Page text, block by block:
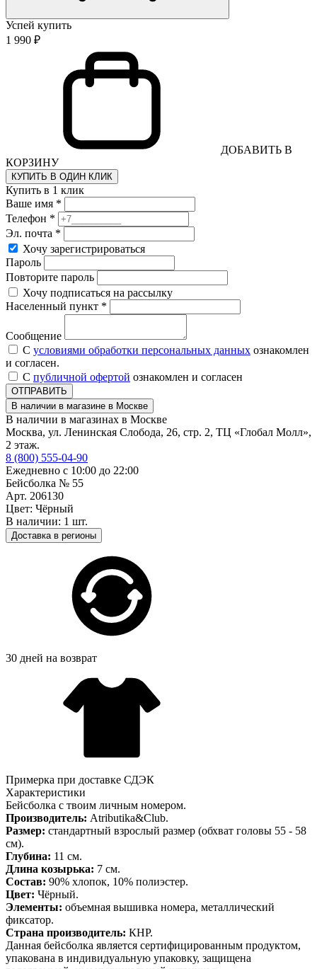
Успей купить
1 990 ₽
ДОБАВИТЬ В
КОРЗИНУ
КУПИТЬ В ОДИН КЛИК
Купить в 1 клик
Ваше имя *
Телефон *
Эл. почта *
Хочу зарегистрироваться
Пароль
Повторите пароль
Хочу подписаться на рассылку
Населенный пункт *
Сообщение
С условиями обработки персональных данных ознакомлен
и согласен.
С публичной офертой ознакомлен и согласен
ОТПРАВИТЬ
В наличии в магазине в Москве
В наличии в магазинах в Москве
Москва, ул. Ленинская Слобода, 26, стр. 2, ТЦ «Глобал Молл»,
2 этаж.
8 (800) 555-04-90
Ежедневно с 10:00 до 22:00
Бейсболка № 55
Арт. 206130
Цвет: Чёрный
В наличии: 1 шт.
Доставка в регионы
30 дней на возврат
Примерка при доставке СДЭК
Характеристики
Бейсболка с твоим личным номером.
Производитель: Atributika&Club.
Размер: стандартный взрослый размер (обхват головы 55 - 58
см).
Глубина: 11 см.
Длина козырька: 7 см.
Состав: 90% хлопок, 10% полиэстер.
Цвет: Чёрный.
Элементы: объемная вышивка номера, металлический
фиксатор.
Страна производитель: КНР.
Данная бейсболка является сертифицированным продуктом,
упакована в индивидуальную упаковку, защищена